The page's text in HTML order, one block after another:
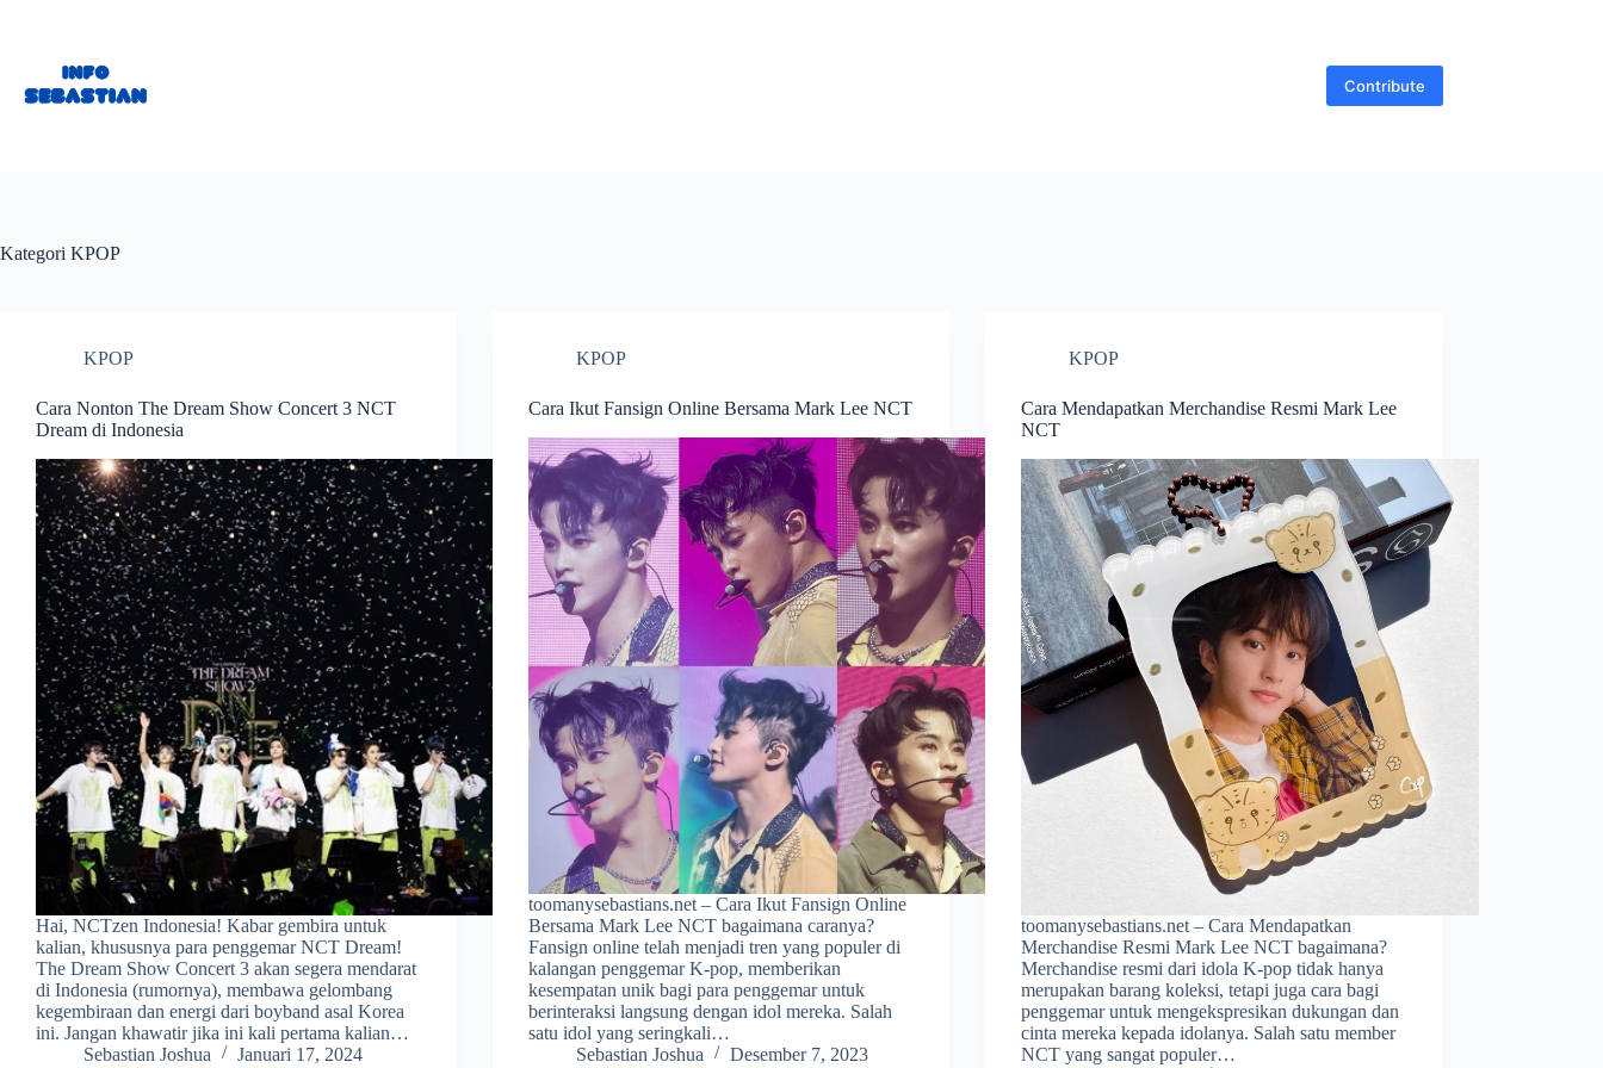
Contribute
Kategori KPOP
KPOP
Cara Nonton The Dream Show Concert 3 NCT
Dream di Indonesia
Hai, NCTzen Indonesia! Kabar gembira untuk
kalian, khususnya para penggemar NCT Dream!
The Dream Show Concert 3 akan segera mendarat
di Indonesia (rumornya), membawa gelombang
kegembiraan dan energi dari boyband asal Korea
ini. Jangan khawatir jika ini kali pertama kalian…
Sebastian Joshua
Januari 17, 2024
KPOP
Cara Ikut Fansign Online Bersama Mark Lee NCT
toomanysebastians.net – Cara Ikut Fansign Online
Bersama Mark Lee NCT bagaimana caranya?
Fansign online telah menjadi tren yang populer di
kalangan penggemar K-pop, memberikan
kesempatan unik bagi para penggemar untuk
berinteraksi langsung dengan idol mereka. Salah
satu idol yang seringkali…
Sebastian Joshua
Desember 7, 2023
KPOP
Cara Mendapatkan Merchandise Resmi Mark Lee
NCT
toomanysebastians.net – Cara Mendapatkan
Merchandise Resmi Mark Lee NCT bagaimana?
Merchandise resmi dari idola K-pop tidak hanya
merupakan barang koleksi, tetapi juga cara bagi
penggemar untuk mengekspresikan dukungan dan
cinta mereka kepada idolanya. Salah satu member
NCT yang sangat populer…